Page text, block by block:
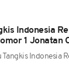
Indonesia
1 Jonatan
Indonesia